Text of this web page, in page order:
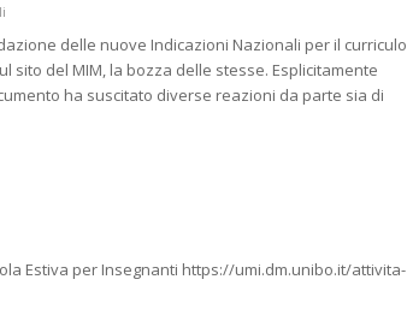
delle nuove Indicazioni Nazionali per il curriculo
sito del MIM, la bozza delle stesse. Esplicitamente
ha suscitato diverse reazioni da parte sia di
Estiva per Insegnanti https://umi.dm.unibo.it/attivita-